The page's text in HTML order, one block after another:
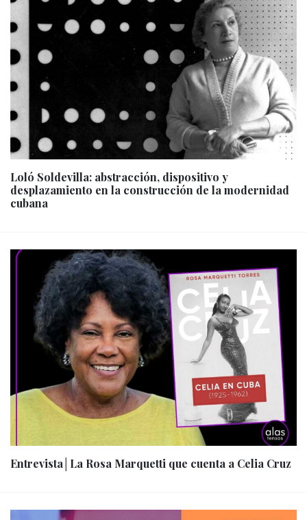
Loló Soldevilla: abstracción, dispositivo y
desplazamiento en la construcción de la modernidad
cubana
Entrevista│La Rosa Marquetti que cuenta a Celia Cruz